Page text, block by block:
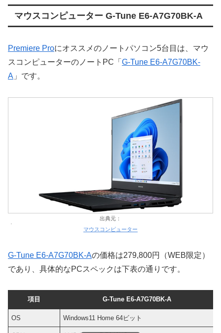
マウスコンピューター G-Tune E6-A7G70BK-A
Premiere Proにオススメのノートパソコン5台目は、マウ
スコンピューターのノートPC「 G-Tune E6-A7G70BK-
A 」です。
出典元：
マウスコンピューター
G-Tune E6-A7G70BK-Aの価格は279,800円（WEB限定）
であり、具体的なPCスペックは下表の通りです。
項目 G-Tune E6-A7G70BK-A
OS Windows11 Home 64ビット